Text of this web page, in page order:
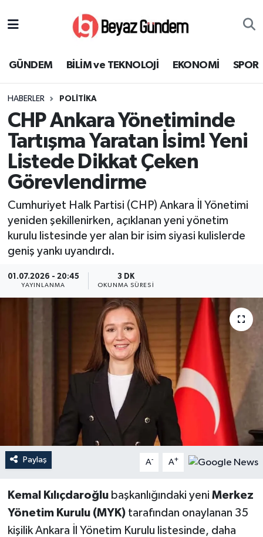
GÜNDEM BİLİM ve TEKNOLOJİ EKONOMİ SPOR
HABERLER POLİTİKA
CHP Ankara Yönetiminde
Tartışma Yaratan İsim! Yeni
Listede Dikkat Çeken
Görevlendirme
Cumhuriyet Halk Partisi (CHP) Ankara İl Yönetimi
yeniden şekillenirken, açıklanan yeni yönetim
kurulu listesinde yer alan bir isim siyasi kulislerde
geniş yankı uyandırdı.
01.07.2026 - 20:45
YAYINLANMA
3 DK
OKUNMA SÜRESI
Paylaş A- A+
Kemal Kılıçdaroğlubaşkanlığındaki yeni Merkez
Yönetim Kurulu (MYK)tarafından onaylanan 35
kişilik Ankara İl Yönetim Kurulu listesinde, daha
EKONOMİ
SPOR
SAĞLIK
KÜLTÜR SANAT
MAGAZİN
YEREL
Süper Lig Puan Durumu ve Fikstür
Tüm Manşetler
Son Dakika Haberleri